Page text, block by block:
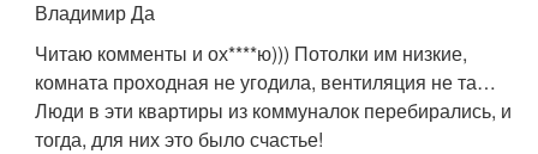
Владимир Да
Читаю комменты и ох****ю))) Потолки им низкие,
комната проходная не угодила, вентиляция не та…
Люди в эти квартиры из коммуналок перебирались, и
тогда, для них это было счастье!